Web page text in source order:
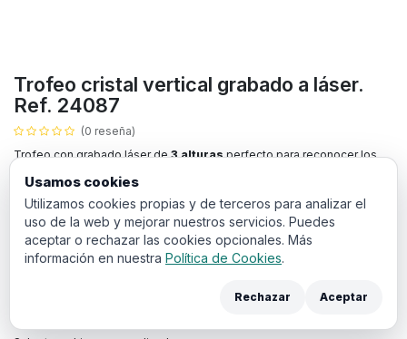
Trofeo cristal vertical grabado a láser.
Ref. 24087
(0 reseña)
Trofeo con grabado láser de3 alturasperfecto para reconocer los
Puedes añadir los archivos de diseño y anotaciones para sus trofeos
en los campos de aquí abajo:
Texto personalizado:
Usamos cookies
Utilizamos cookies propias y de terceros para analizar el
uso de la web y mejorar nuestros servicios. Puedes
aceptar o rechazar las cookies opcionales. Más
información en nuestra Política de Cookies.
Rechazar Aceptar